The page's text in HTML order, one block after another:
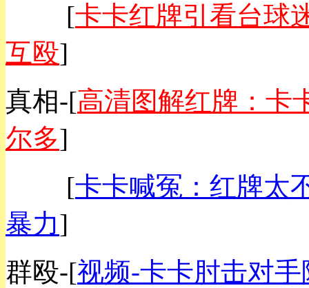
[卡卡红牌引看台球
互殴]
真相-[高清图解红牌：卡
尔多]
[卡卡喊冤：红牌太
暴力]
群殴-[视频-卡卡肘击对